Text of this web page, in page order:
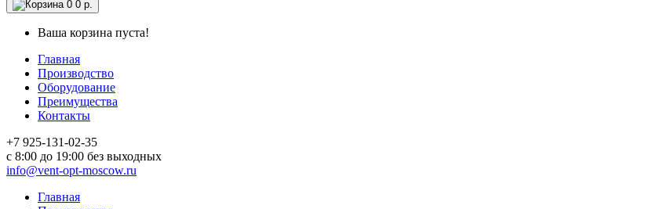
0 0 р.
Ваша корзина пуста!
Главная
Производство
Оборудование
Преимущества
Контакты
+7 925-131-02-35
c 8:00 до 19:00 без выходных
info@vent-opt-moscow.ru
Главная